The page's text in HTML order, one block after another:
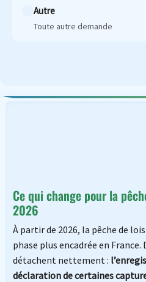
Autre
Toute autre demande
Ce qui change pour la
2026
À partir de 2026, la pêche de
phase plus encadrée en
détachent nettement :
déclaration de certaines